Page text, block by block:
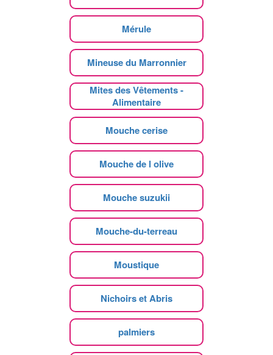
Mérule
Mineuse du Marronnier
Mites des Vêtements -
Alimentaire
Mouche cerise
Mouche de l olive
Mouche suzukii
Mouche-du-terreau
Moustique
Nichoirs et Abris
palmiers